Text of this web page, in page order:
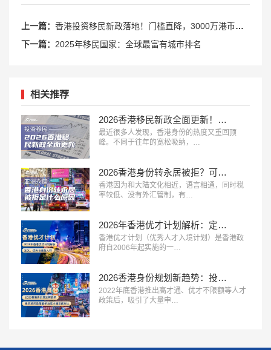
上一篇： 香港投资移民新政落地！门槛直降，3000万港币解锁“黄金通道”
下一篇： 2025年移民国家：全球最富有城市排名
相关推荐
2026香港移民新政全面更新！4条适合普通人的路径
最近很多人发现，香港身份的热度又重回顶
峰。不同于往年的宽松吸纳，…
2026香港身份转永居被拒？可能是这些“加分行为”你没做到位
香港因为和大陆文化相近，语言相通，同时税
率较低、没有外汇管制，有…
2026年香港优才计划解析：定义、优势与适配人群
香港优才计划（优秀人才入境计划）是香港政
府自2006年起实施的一…
2026香港身份规划新趋势：投资移民政策解析与高才通深度对比
2022年底香港推出高才通、优才不限额等人才
政策后，吸引了大量申…